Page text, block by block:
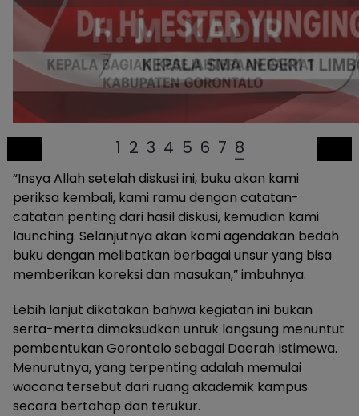
1 2 3 4 5 6 7 8
“Insya Allah setelah diskusi ini, buku akan kami
periksa kembali, kami ramu dengan catatan-
catatan penting dari hasil diskusi, kemudian kami
launching. Selanjutnya akan kami agendakan bedah
buku dengan melibatkan berbagai unsur yang bisa
memberikan koreksi dan masukan,” imbuhnya.
Lebih lanjut dikatakan bahwa kegiatan ini bukan
serta-merta dimaksudkan untuk langsung menuntut
pembentukan Gorontalo sebagai Daerah Istimewa.
Menurutnya, yang terpenting adalah memulai
wacana tersebut dari ruang akademik kampus
secara bertahap dan terukur.